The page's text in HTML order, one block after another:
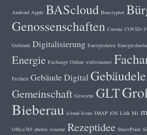
Android Apple BAScloud Boxcryptor
Genossenschaften Corona COVID-
Gebäude Digitalisierung Energiedaten
Energie Exchange Online exifrenamer
Freiheit Gebäude Digital
Gemeinschaft Gewerbe GLT
Bieberau icloud Icons IMAP iOS Link M1
Office365 photos rename Rezeptidee SharePoint